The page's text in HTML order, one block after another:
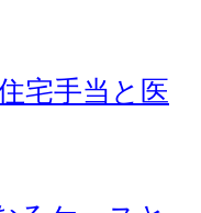
宅手当と医